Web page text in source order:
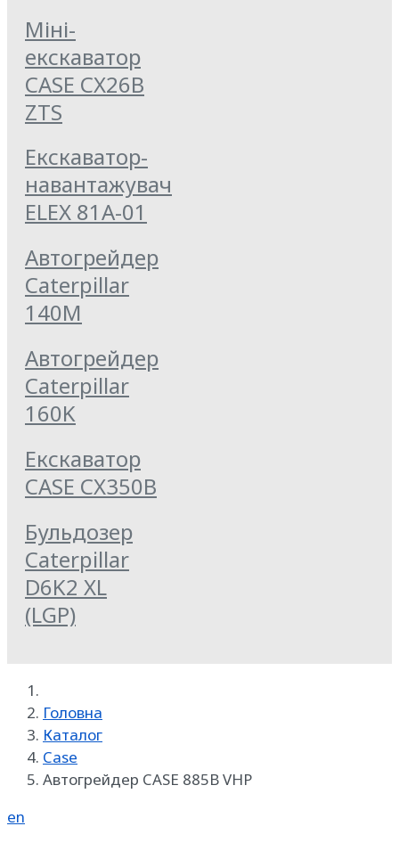
Міні-
екскаватор
CASE CX26B
ZTS
Екскаватор-
навантажувач
ELEX 81А-01
Автогрейдер
Caterpillar
140M
Автогрейдер
Caterpillar
160K
Екскаватор
CASE CX350B
Бульдозер
Caterpillar
D6K2 XL
(LGP)
Головна
Каталог
Case
Автогрейдер CASE 885B VHP
en